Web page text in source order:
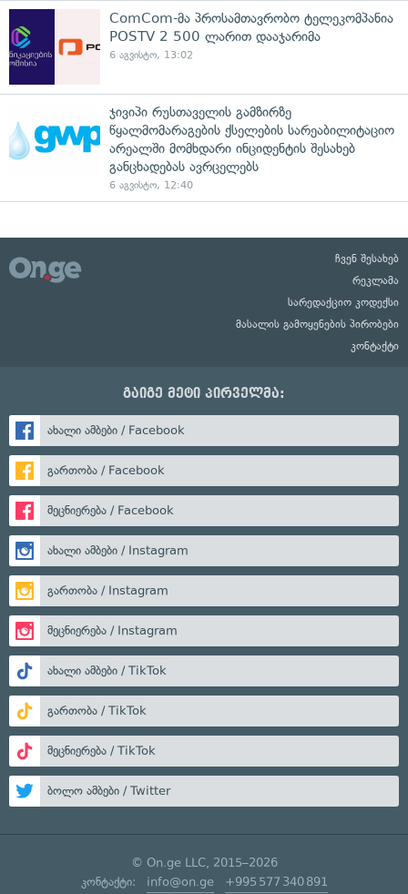
ComCom-მა პროსამთავრობო ტელეკომპანია
POSTV 2 500 ლარით დააჯარიმა
6 აგვისტო, 13:02
ჯივიპი რუსთაველის გამზირზე
წყალმომარაგების ქსელების სარეაბილიტაციო
არეალში მომხდარი ინციდენტის შესახებ
განცხადებას ავრცელებს
6 აგვისტო, 12:40
ჩვენ შესახებ
რეკლამა
სარედაქციო კოდექსი
მასალის გამოყენების პირობები
კონტაქტი
გაიგე მეტი პირველმა:
ახალი ამბები / Facebook
გართობა / Facebook
მეცნიერება / Facebook
ახალი ამბები / Instagram
გართობა / Instagram
მეცნიერება / Instagram
ახალი ამბები / TikTok
გართობა / TikTok
მეცნიერება / TikTok
ბოლო ამბები / Twitter
© On.ge LLC, 2015–2026
კონტაქტი: info@on.ge +995 577 340 891